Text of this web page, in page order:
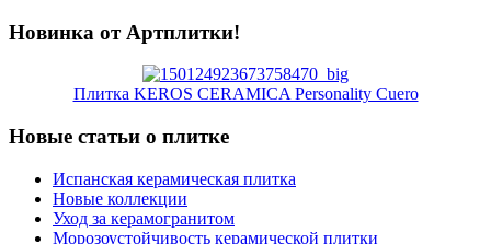
Новинка от Артплитки!
Плитка KEROS CERAMICA Personality Cuero
Новые статьи о плитке
Испанская керамическая плитка
Новые коллекции
Уход за керамогранитом
Морозоустойчивость керамической плитки